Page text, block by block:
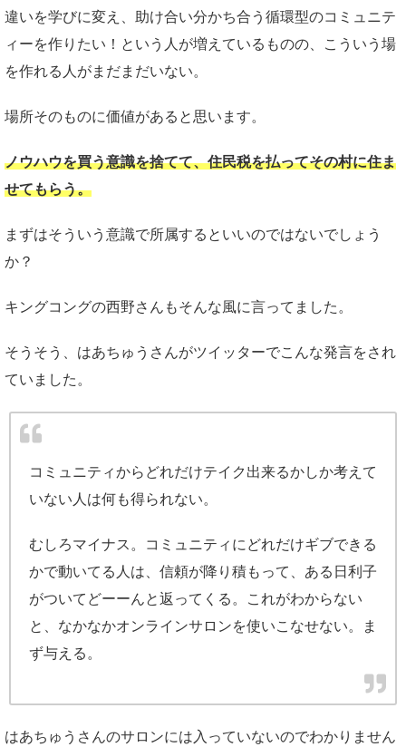
違いを学びに変え、助け合い分かち合う循環型のコミュニテ
ィーを作りたい！という人が増えているものの、こういう場
を作れる人がまだまだいない。
場所そのものに価値があると思います。
ノウハウを買う意識を捨てて、住民税を払ってその村に住ま
せてもらう。
まずはそういう意識で所属するといいのではないでしょう
か？
キングコングの西野さんもそんな風に言ってました。
そうそう、はあちゅうさんがツイッターでこんな発言をされ
ていました。
コミュニティからどれだけテイク出来るかしか考えて
いない人は何も得られない。
むしろマイナス。コミュニティにどれだけギブできる
かで動いてる人は、信頼が降り積もって、ある日利子
がついてどーーんと返ってくる。これがわからない
と、なかなかオンラインサロンを使いこなせない。ま
ず与える。
はあちゅうさんのサロンには入っていないのでわかりません